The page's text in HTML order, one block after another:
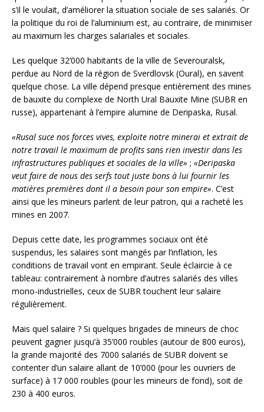
s’il le voulait, d’améliorer la situation sociale de ses salariés. Or
la politique du roi de l’aluminium est, au contraire, de minimiser
au maximum les charges salariales et sociales.
Les quelque 32’000 habitants de la ville de Severouralsk,
perdue au Nord de la région de Sverdlovsk (Oural), en savent
quelque chose. La ville dépend presque entièrement des mines
de bauxite du complexe de North Ural Bauxite Mine (SUBR en
russe), appartenant à l’empire alumine de Deripaska, Rusal.
«Rusal suce nos forces vives, exploite notre minerai et extrait de
notre travail le maximum de profits sans rien investir dans les
infrastructures publiques et sociales de la ville» ; «Deripaska
veut faire de nous des serfs tout juste bons à lui fournir les
matières premières dont il a besoin pour son empire». C’est
ainsi que les mineurs parlent de leur patron, qui a racheté les
mines en 2007.
Depuis cette date, les programmes sociaux ont été
suspendus, les salaires sont mangés par l’inflation, les
conditions de travail vont en empirant. Seule éclaircie à ce
tableau: contrairement à nombre d’autres salariés des villes
mono-industrielles, ceux de SUBR touchent leur salaire
régulièrement.
Mais quel salaire ? Si quelques brigades de mineurs de choc
peuvent gagner jusqu’à 35’000 roubles (autour de 800 euros),
la grande majorité des 7000 salariés de SUBR doivent se
contenter d’un salaire allant de 10’000 (pour les ouvriers de
surface) à 17 000 roubles (pour les mineurs de fond), soit de
230 à 400 euros.